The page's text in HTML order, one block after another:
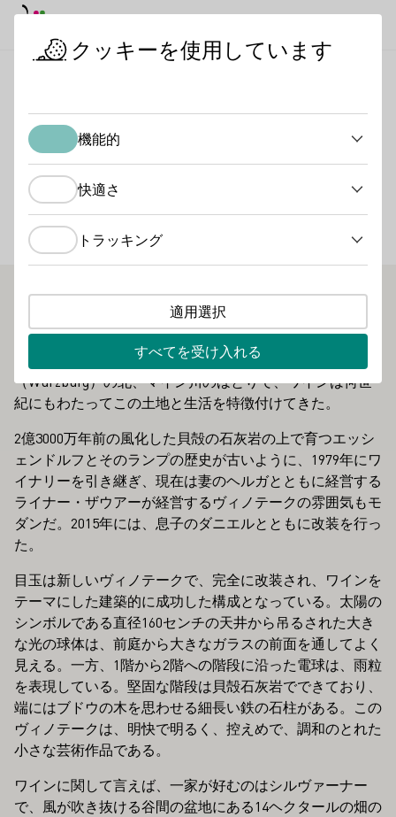
ライナー・ザウアー・ワ
イナリー
VDP - Verband Deutscher Prädikats- und Qualitätsweingüter
住所にも、ピンとくる名前がある：エッシャーンドルファ
ー・ランプの故郷、フランケン・ワインの地にあるライナ
ー・ザウアーのワイナリーへようこそ。ヴュルツブルク
（Würzburg）の北、マイン川のほとりで、ワインは何世
紀にもわたってこの土地と生活を特徴付けてきた。
2億3000万年前の風化した貝殻の石灰岩の上で育つエッシ
ェンドルフとそのランプの歴史が古いように、1979年にワ
イナリーを引き継ぎ、現在は妻のヘルガとともに経営する
ライナー・ザウアーが経営するヴィノテークの雰囲気もモ
ダンだ。2015年には、息子のダニエルとともに改装を行っ
た。
目玉は新しいヴィノテークで、完全に改装され、ワインを
テーマにした建築的に成功した構成となっている。太陽の
シンボルである直径160センチの天井から吊るされた大き
な光の球体は、前庭から大きなガラスの前面を通してよく
見える。一方、1階から2階への階段に沿った電球は、雨粒
を表現している。堅固な階段は貝殻石灰岩でできており、
端にはブドウの木を思わせる細長い鉄の石柱がある。この
ヴィノテークは、明快で明るく、控えめで、調和のとれた
小さな芸術作品である。
ワインに関して言えば、一家が好むのはシルヴァーナー
で、風が吹き抜ける谷間の盆地にある14ヘクタールの畑の
クッキーを使用しています
機能的
快適さ
トラッキング
適用選択
すべてを受け入れる